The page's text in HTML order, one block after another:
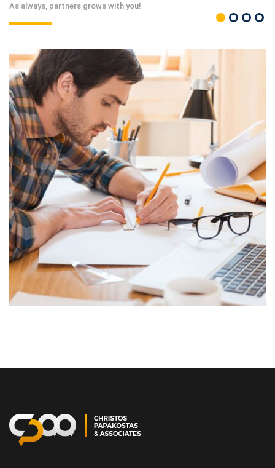
As always, partners grows with you!